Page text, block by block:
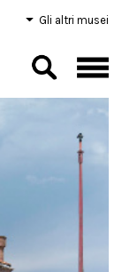
Gli altri musei